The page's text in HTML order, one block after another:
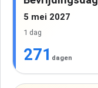
5 mei 2027
1 dag
271 dagen